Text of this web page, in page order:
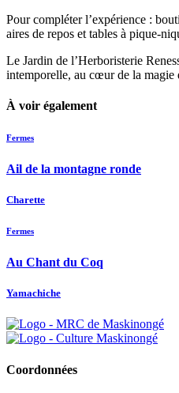
Pour compléter l’expérience :
aires de repos et tables à pique-
Le Jardin de l’Herboristerie
intemporelle, au cœur de la magie
À voir également
Fermes
Ail de la montagne ronde
Charette
Fermes
Au Chant du Coq
Yamachiche
Coordonnées